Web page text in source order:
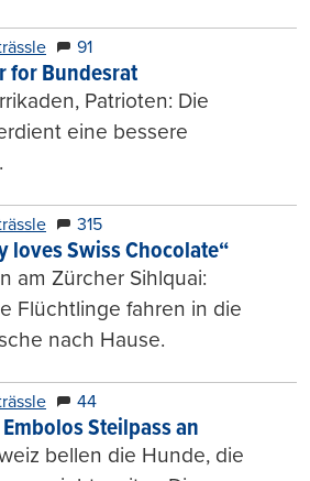
91
for Bundesrat
Patrioten: Die
eine bessere
315
loves Swiss Chocolate“
am Zürcher Sihlquai:
Flüchtlinge fahren in die
nach Hause.
44
Steilpass an
bellen die Hunde, die